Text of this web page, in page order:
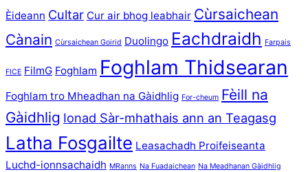
Èideann Cultar Cur air bhog leabhair Cùrsaichean
Cànain Cùrsaichean Goirid Duolingo Eachdraidh Farpais
FICE FilmG Foghlam Foghlam Thidsearan
Foghlam tro Mheadhan na Gàidhlig For-cheum Fèill na
Gàidhlig Ionad Sàr-mhathais ann an Teagasg
Latha Fosgailte Leasachadh Proifeiseanta
Luchd-ionnsachaidh MRanns Na Fuadaichean Na Meadhanan Gàidhlig